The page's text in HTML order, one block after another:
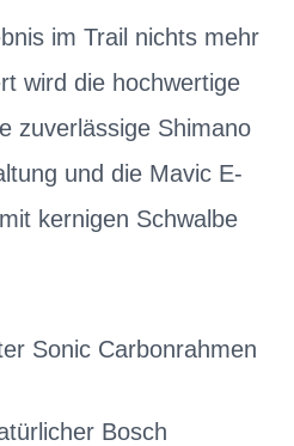
im Trail nichts mehr
wird die hochwertige
zuverlässige Shimano
und die Mavic E-
kernigen Schwalbe
Sonic Carbonrahmen
Bosch